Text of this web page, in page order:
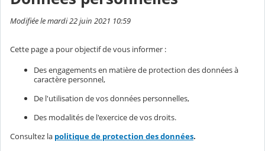
Modifiée le mardi 22 juin 2021 10:59
Cette page a pour objectif de vous informer :
Des engagements en matière de protection des données à
caractère personnel,
De l'utilisation de vos données personnelles,
Des modalités de l'exercice de vos droits.
Consultez la politique de protection des données.